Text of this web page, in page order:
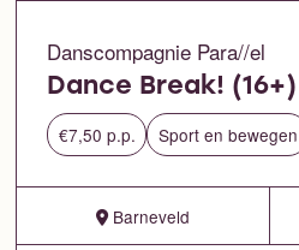
Danscompagnie Para//el
Dance Break! (16+)
€7,50 p.p. Sport en bewegen
Barneveld